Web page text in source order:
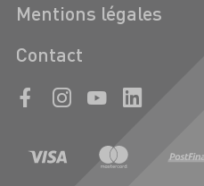
Mentions légales
Contact